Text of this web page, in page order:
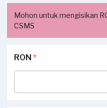
Mohon untuk mengisikan
CSMS
RON *